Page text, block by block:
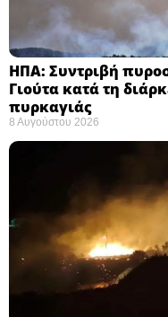
ΗΠΑ: Συντριβή
Γιούτα κατά τη
πυρκαγιάς ​
8 Αυγούστου 2026